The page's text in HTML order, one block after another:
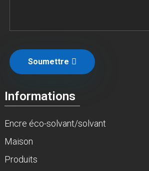
Soumettre
Informations
Encre éco-solvant/solvant
Maison
Produits